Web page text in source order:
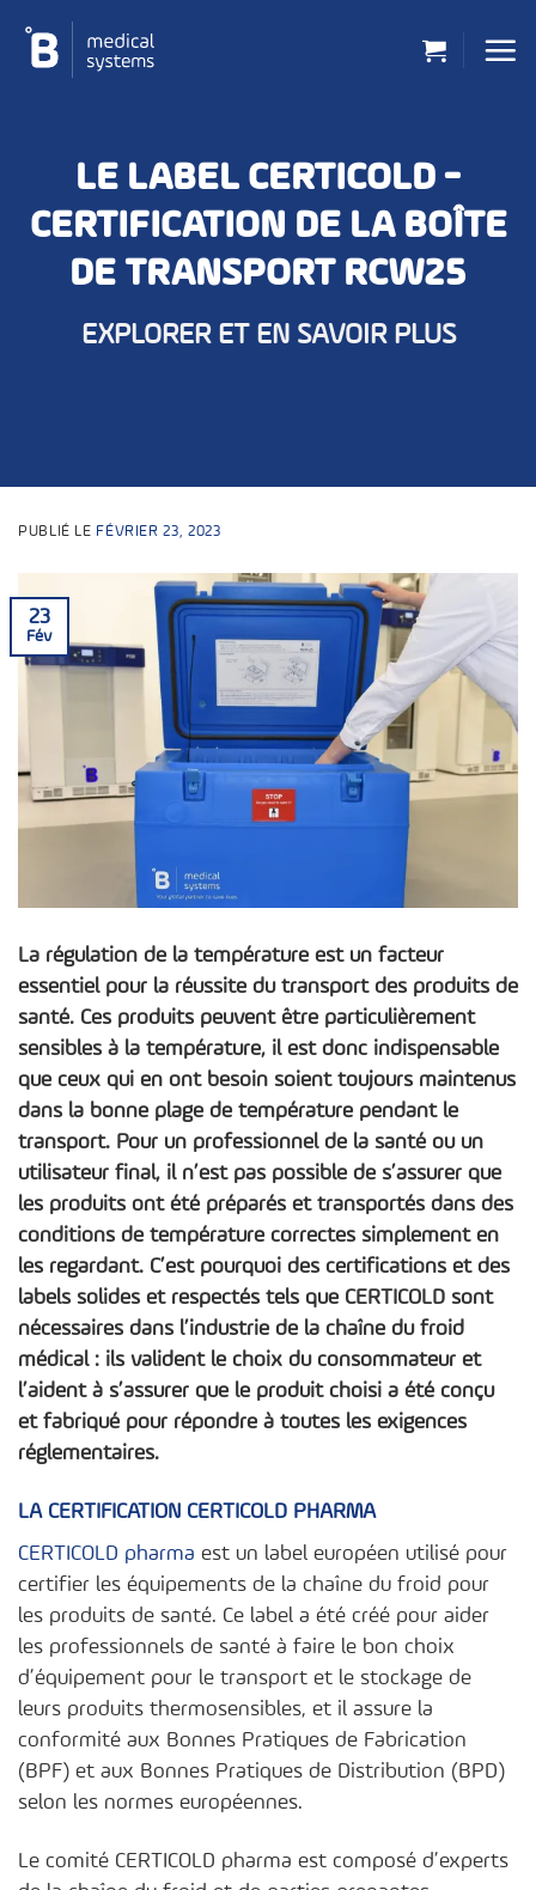
contenu
LE LABEL CERTICOLD -
CERTIFICATION DE LA BOÎTE
DE TRANSPORT RCW25
EXPLORER ET EN SAVOIR PLUS
PUBLIÉ LE FÉVRIER 23, 2023
23
Fév
La régulation de la température est un facteur
essentiel pour la réussite du transport des produits de
santé. Ces produits peuvent être particulièrement
sensibles à la température, il est donc indispensable
que ceux qui en ont besoin soient toujours maintenus
dans la bonne plage de température pendant le
transport. Pour un professionnel de la santé ou un
utilisateur final, il n’est pas possible de s’assurer que
les produits ont été préparés et transportés dans des
conditions de température correctes simplement en
les regardant. C’est pourquoi des certifications et des
labels solides et respectés tels que CERTICOLD sont
nécessaires dans l’industrie de la chaîne du froid
médical : ils valident le choix du consommateur et
l’aident à s’assurer que le produit choisi a été conçu
et fabriqué pour répondre à toutes les exigences
réglementaires.
LA CERTIFICATION CERTICOLD PHARMA
CERTICOLD pharma est un label européen utilisé pour
certifier les équipements de la chaîne du froid pour
les produits de santé. Ce label a été créé pour aider
les professionnels de santé à faire le bon choix
d’équipement pour le transport et le stockage de
leurs produits thermosensibles, et il assure la
conformité aux Bonnes Pratiques de Fabrication
(BPF) et aux Bonnes Pratiques de Distribution (BPD)
selon les normes européennes.
Le comité CERTICOLD pharma est composé d’experts